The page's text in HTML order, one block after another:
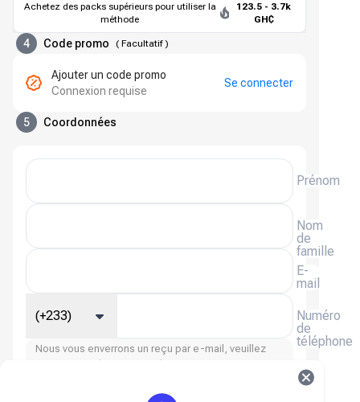
Achetez des packs supérieurs pour utiliser la
méthode
123.5 - 3.7k
GH₵
4 Code promo ( Facultatif)
Ajouter un code promo
Connexion requise
Se connecter
5 Coordonnées
Prénom
Nom
de
famille
E-
mail
Numéro
de
téléphone
(+233)
Nous vous enverrons un reçu par e-mail, veuillez
saisir votre adresse e-mail.